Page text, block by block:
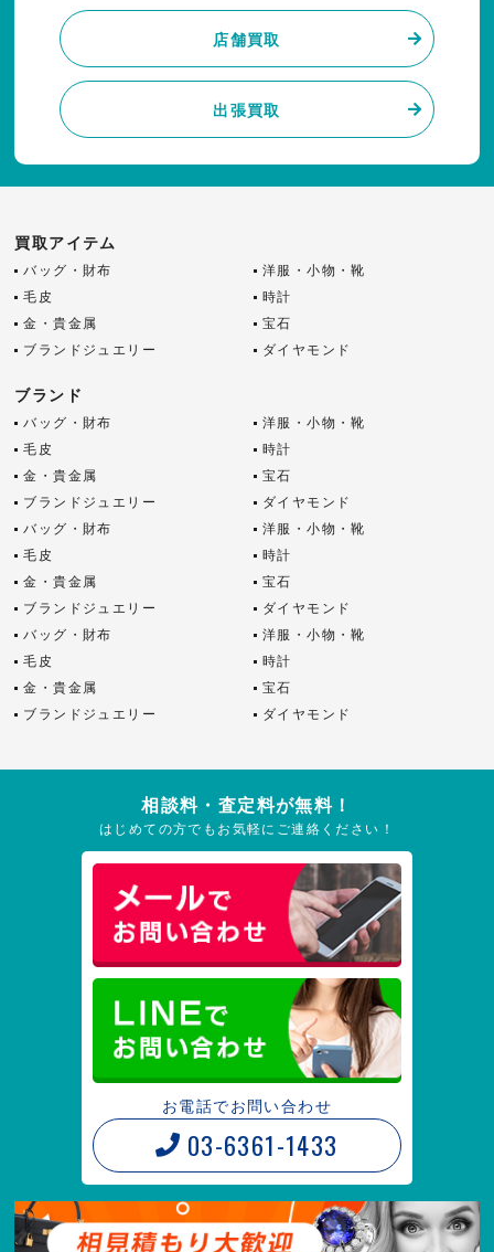
店舗買取
出張買取
買取アイテム
バッグ・財布
洋服・小物・靴
毛皮
時計
金・貴金属
宝石
ブランドジュエリー
ダイヤモンド
ブランド
バッグ・財布
洋服・小物・靴
毛皮
時計
金・貴金属
宝石
ブランドジュエリー
ダイヤモンド
バッグ・財布
洋服・小物・靴
毛皮
時計
金・貴金属
宝石
ブランドジュエリー
ダイヤモンド
バッグ・財布
洋服・小物・靴
毛皮
時計
金・貴金属
宝石
ブランドジュエリー
ダイヤモンド
相談料・査定料が無料！
はじめての方でもお気軽にご連絡ください！
お電話でお問い合わせ
03-6361-1433